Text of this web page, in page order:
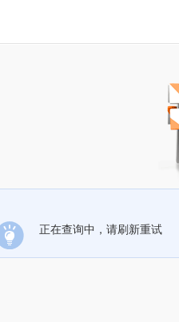
正在查询中，请刷新重试